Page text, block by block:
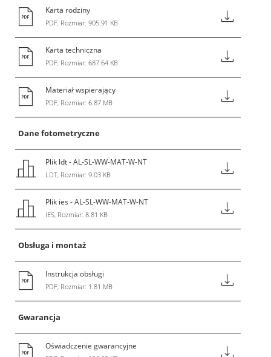
Karta rodziny
PDF, Rozmiar: 905.91 KB
Karta techniczna
PDF, Rozmiar: 687.64 KB
Materiał wspierający
PDF, Rozmiar: 6.87 MB
Dane fotometryczne
Plik ldt - AL-SL-WW-MAT-W-NT
LDT, Rozmiar: 9.03 KB
Plik ies - AL-SL-WW-MAT-W-NT
IES, Rozmiar: 8.81 KB
Obsługa i montaż
Instrukcja obsługi
PDF, Rozmiar: 1.81 MB
Gwarancja
Oświadczenie gwarancyjne